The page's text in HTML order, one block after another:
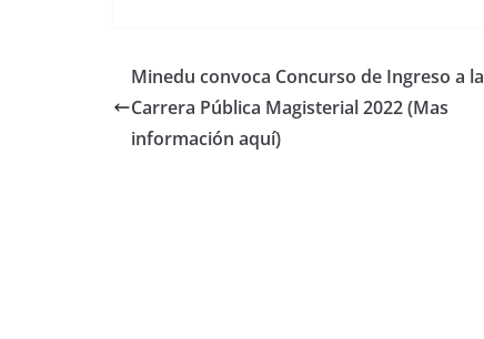
Minedu convoca Concurso de Ingreso a la
Carrera Pública Magisterial 2022 (Mas
información aquí)